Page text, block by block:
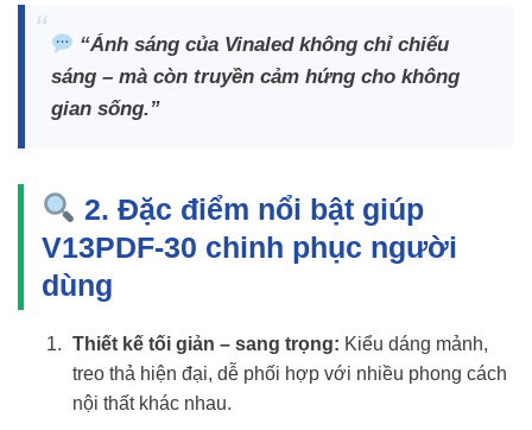
“Ánh sáng của Vinaled không chỉ chiếu
sáng – mà còn truyền cảm hứng cho không
gian sống.”
2. Đặc điểm nổi bật giúp
V13PDF-30 chinh phục người
dùng
Thiết kế tối giản – sang trọng: Kiểu dáng mảnh,
treo thả hiện đại, dễ phối hợp với nhiều phong cách
nội thất khác nhau.